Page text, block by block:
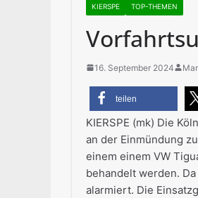
KIERSPE TOP-THEMEN
16. September 2024
teilen
KIERSPE (mk) Die
an der Einmündung
einem einem VW
behandelt werden.
alarmiert. Die